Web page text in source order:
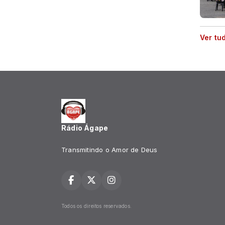
Ver
Rádio Ágape
Transmitindo o Amor de Deus
Todos os direitos reservados.